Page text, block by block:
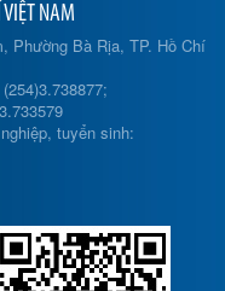
NAM
Phường Bà Rịa, TP. Hồ Chí
tuyển sinh: